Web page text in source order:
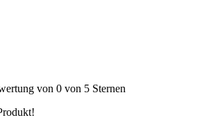
von 0 von 5 Sternen